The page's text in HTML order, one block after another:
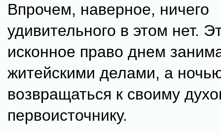
Впрочем, наверное, ничего
удивительного в этом нет.
исконное право днем
житейскими делами, а
возвращаться к своиму
первоисточнику.